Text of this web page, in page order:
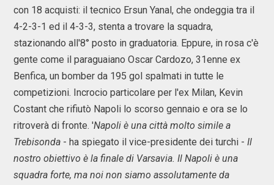
con 18 acquisti: il tecnico Ersun Yanal, che ondeggia tra il
4-2-3-1 ed il 4-3-3, stenta a trovare la squadra,
stazionando all'8° posto in graduatoria. Eppure, in rosa c'è
gente come il paraguaiano Oscar Cardozo, 31enne ex
Benfica, un bomber da 195 gol spalmati in tutte le
competizioni. Incrocio particolare per l'ex Milan, Kevin
Costant che rifiutò Napoli lo scorso gennaio e ora se lo
ritroverà di fronte. 'Napoli è una città molto simile a
Trebisonda - ha spiegato il vice-presidente dei turchi - Il
nostro obiettivo è la finale di Varsavia. Il Napoli è una
squadra forte, ma noi non siamo assolutamente da